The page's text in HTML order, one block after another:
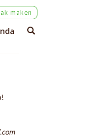
maken